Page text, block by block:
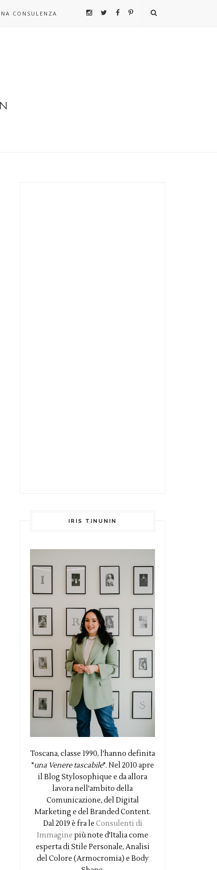
CONSULENZA
IRIS TINUNIN
Toscana, classe 1990, l'hanno definita
"una Venere tascabile". Nel 2010 apre
il Blog Stylosophique e da allora
lavora nell'ambito della
Comunicazione, del Digital
Marketing e del Branded Content.
Dal 2019 è fra le Consulenti di
Immagine più note d'Italia come
esperta di Stile Personale, Analisi
del Colore (Armocromia) e Body